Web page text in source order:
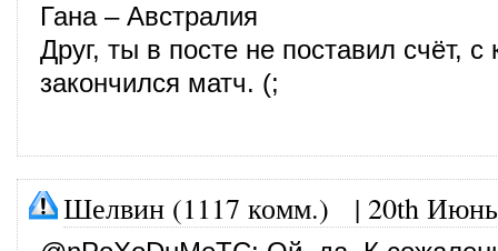
Гана – Австралия
Друг, ты в посте не поставил счёт, с
закончился матч. (;
Шелвин (1117 комм.) | 20th